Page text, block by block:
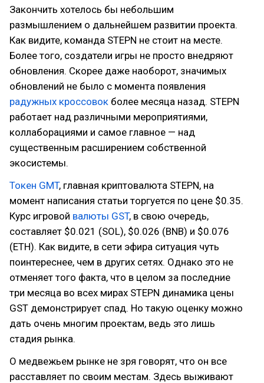
Закончить хотелось бы небольшим
размышлением о дальнейшем развитии проекта.
Как видите, команда STEPN не стоит на месте.
Более того, создатели игры не просто внедряют
обновления. Скорее даже наоборот, значимых
обновлений не было с момента появления
радужных кроссовок более месяца назад. STEPN
работает над различными мероприятиями,
коллаборациями и самое главное — над
существенным расширением собственной
экосистемы.
Токен GMT, главная криптовалюта STEPN, на
момент написания статьи торгуется по цене $0.35.
Курс игровой валюты GST, в свою очередь,
составляет $0.021 (SOL), $0.026 (BNB) и $0.076
(ETH). Как видите, в сети эфира ситуация чуть
поинтереснее, чем в других сетях. Однако это не
отменяет того факта, что в целом за последние
три месяца во всех мирах STEPN динамика цены
GST демонстрирует спад. Но такую оценку можно
дать очень многим проектам, ведь это лишь
стадия рынка.
О медвежьем рынке не зря говорят, что он все
расставляет по своим местам. Здесь выживают